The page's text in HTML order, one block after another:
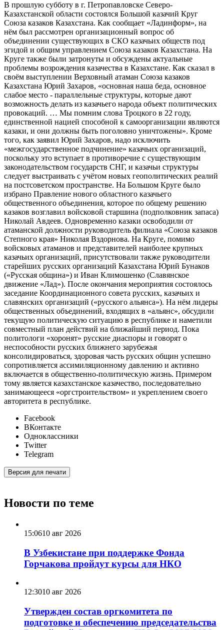
В прошлую субботу в г. Петропавловске Северо-
Казахстанской области состоялся Большой казачий Круг
Союза казаков Казахстана. Как сообщает «Ладинформ», на
нём был рассмотрен организационный вопрос об
объединении существующих в СКО казачьих обществ под
эгидой и общим управлением Союза казаков Казахстана. На
Круге также были затронуты и обсуждены актуальные
проблемы возрождения казачества в Казахстане. Как сказал в
своём выступлении Верховный атаман Союза казаков
Казахстана Юрий Захаров, «основная наша беда, основное
слабое место - параллельные структуры, которые дают
возможность делать из казачьего народа объект политических
провокаций. … Мы помним слова Троцкого в 22 году,
единственной нацией способной к самоорганизации являются
казаки, и они должны быть поголовно уничтожены». Кроме
того, как заявил Юрий Захаров, надо исключить
«межгосударственное подчинение» казачьих организаций,
поскольку это вступает в противоречие с существующим
законодательством государств СНГ, и казачьи структуры
следует выстраивать с учётом новых геополитических реалий
на постсоветском пространстве. На Большом Круге было
избрано Правление нового областного казачьего
общественного объединения, которое по общему решению
казаков возглавил войсковой старшина (подполковник запаса)
Николай Авдеев. Одновременно казаки освободили от
атаманской должности руководитель филиала «Союза казаков
Степного края» Николая Вздорнова. На Круге, помимо
войсковых атаманов и представителей наиболее крупных
казачьих организаций, присутствовали также руководители
старейших русских организаций Казахстана Юрий Бунаков
(«Русская община») и Иван Климошенко (Славянское
движение «Лад»). После окончания мероприятия состоялось
заседание Координационного совета русских, казачьих и
славянских организаций («русского альянса»). На нём лидеры
общественных объединений, входящих в «альянс», обсудили
текущую политическую ситуацию в республике и наметили
совместный план действий на ближайший период. Пока
политологи «хоронят» русские диаспоры и говорят о
неспособности русских ближнего зарубежья
консолидироваться, здоровая часть русских общин успешно
сопротивляется ассимиляционному давлению и активно
включается в общественно-политическую жизнь. Примером
тому является казахстанское казачество, последовательно
занимающееся «оргстроительством» и укреплением своего
авторитета в республике.
Facebook
ВКонтакте
Одноклассники
Twitter
Telegram
Версия для печати
Новости по теме
15:0610 авг 2026
В Узбекистане при поддержке Фонда
Горчакова пройдут курсы для НКО
12:3010 авг 2026
Утвержден состав оргкомитета по
подготовке и обеспечению председательства